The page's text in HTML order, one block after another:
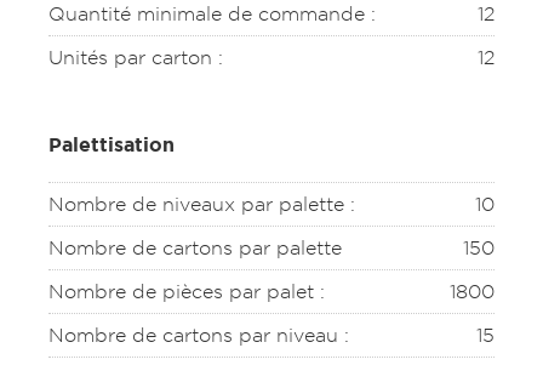
Quantité minimale de commande :
12
Unités par carton :
12
Palettisation
Nombre de niveaux par palette :
10
Nombre de cartons par palette
150
Nombre de pièces par palet :
1800
Nombre de cartons par niveau :
15